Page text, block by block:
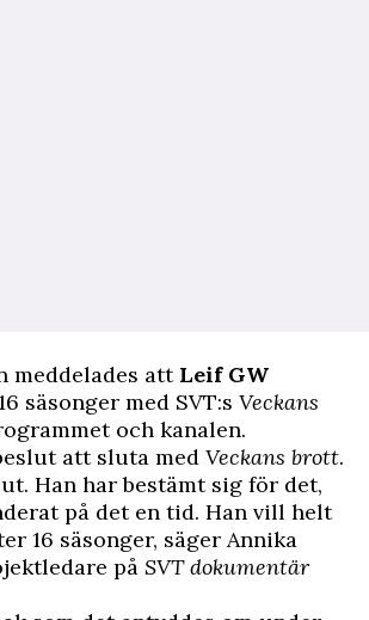
meddelades att Leif GW
säsonger med SVT:s Veckans
och kanalen.
att sluta med Veckans brott.
Han har bestämt sig för det,
på det en tid. Han vill helt
16 säsonger, säger Annika
på SVT dokumentär